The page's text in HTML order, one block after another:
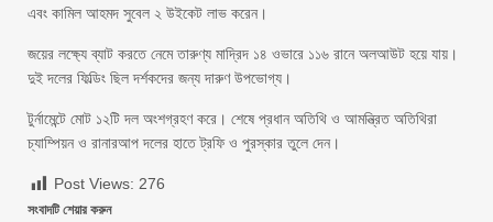
এবং কামিল আহমদ সুবেল ২ উইকেট লাভ করেন।
জয়ের লক্ষ্যে ব্যাট করতে নেমে তারুণ্য মাদ্রিদ ১৪ ওভারে ১১৬ রানে অলআউট হয়ে যায়।
দুই দলের ফিল্ডিং ছিল দর্শকদের জন্য দারুণ উপভোগ্য।
টুর্নামেন্টে মোট ১২টি দল অংশগ্রহণ করে। শেষে প্রধান অতিথি ও আমন্ত্রিত অতিথিরা
চ্যাম্পিয়ন ও রানারআপ দলের হাতে ট্রফি ও পুরস্কার তুলে দেন।
Post Views: 276
সংবাদটি শেয়ার করুন